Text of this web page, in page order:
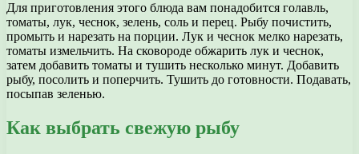
Для приготовления этого блюда вам понадобится голавль,
томаты, лук, чеснок, зелень, соль и перец. Рыбу почистить,
промыть и нарезать на порции. Лук и чеснок мелко нарезать,
томаты измельчить. На сковороде обжарить лук и чеснок,
затем добавить томаты и тушить несколько минут. Добавить
рыбу, посолить и поперчить. Тушить до готовности. Подавать,
посыпав зеленью.
Как выбрать свежую рыбу